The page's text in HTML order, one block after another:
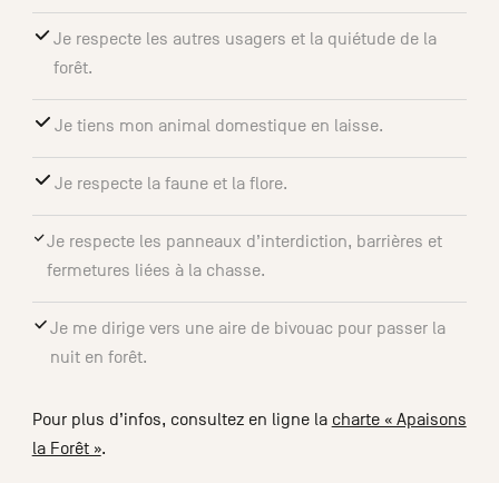
Je respecte les autres usagers et la quiétude de la
forêt.
Je tiens mon animal domestique en laisse.
Je respecte la faune et la flore.
Je respecte les panneaux d’interdiction, barrières et
fermetures liées à la chasse.
Je me dirige vers une aire de bivouac pour passer la
nuit en forêt.
Pour plus d’infos, consultez en ligne la charte « Apaisons
la Forêt ».